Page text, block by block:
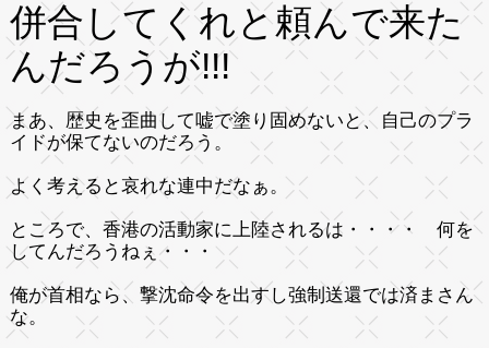
併合してくれと頼んで来た
んだろうが!!!
まあ、歴史を歪曲して嘘で塗り固めないと、自己のプラ
イドが保てないのだろう。
よく考えると哀れな連中だなぁ。
ところで、香港の活動家に上陸されるは・・・・
何を
してんだろうねぇ・・・
俺が首相なら、撃沈命令を出すし強制送還では済まさん
な。